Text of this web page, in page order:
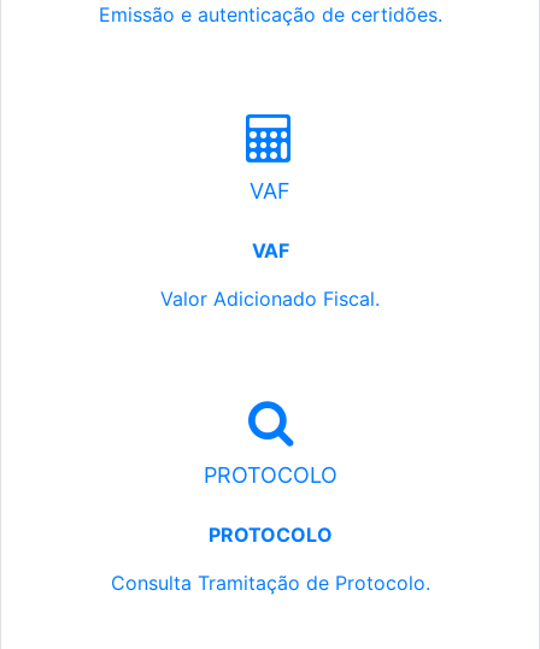
Emissão e autenticação de certidões.
VAF
VAF
Valor Adicionado Fiscal.
PROTOCOLO
PROTOCOLO
Consulta Tramitação de Protocolo.